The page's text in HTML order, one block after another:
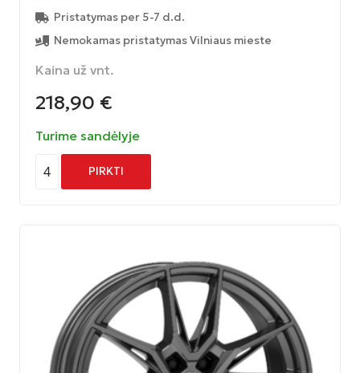
Pristatymas per 5-7 d.d.
Nemokamas pristatymas Vilniaus mieste
Kaina už vnt.
218,90 €
Turime sandėlyje
4 PIRKTI